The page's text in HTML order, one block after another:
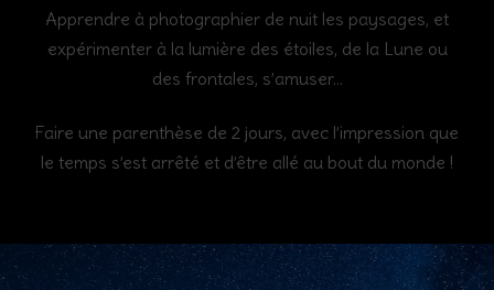
Apprendre à photographier de nuit les paysages, et
expérimenter à la lumière des étoiles, de la Lune ou
des frontales, s’amuser…
Faire une parenthèse de 2 jours, avec l’impression que
le temps s’est arrêté et d’être allé au bout du monde !